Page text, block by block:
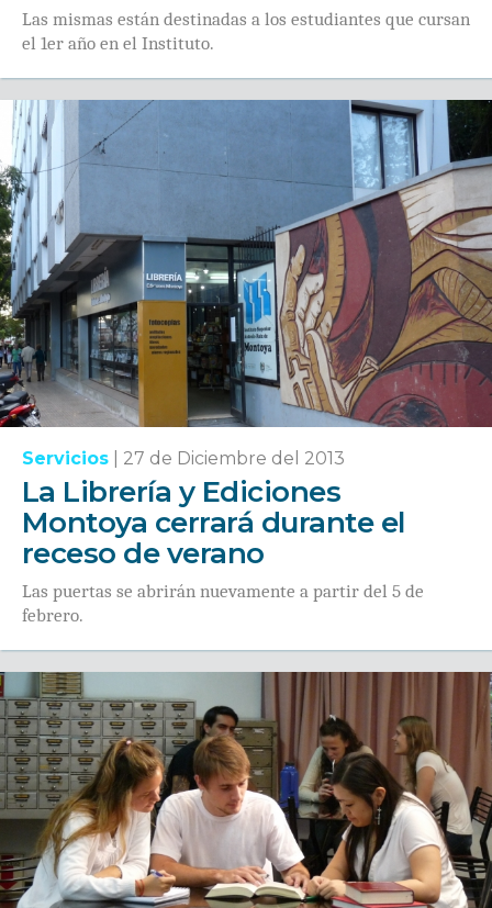
Las mismas están destinadas a los estudiantes que cursan
el 1er año en el Instituto.
Servicios 27 de Diciembre del 2013
La Librería y Ediciones
Montoya cerrará durante el
receso de verano
Las puertas se abrirán nuevamente a partir del 5 de
febrero.